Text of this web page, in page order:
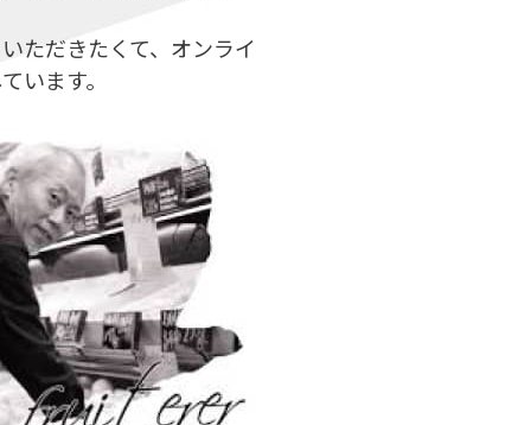
ただきたくて、オンライ
います。